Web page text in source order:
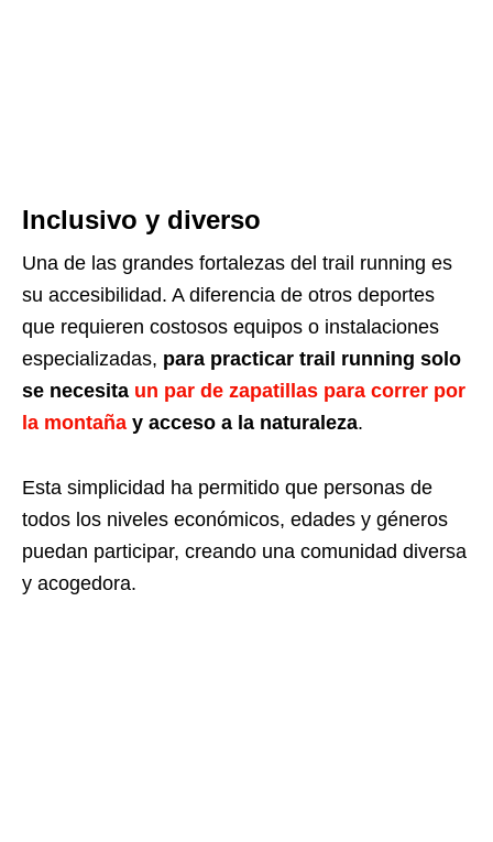
Inclusivo y diverso
Una de las grandes fortalezas del trail running es
su accesibilidad. A diferencia de otros deportes
que requieren costosos equipos o instalaciones
especializadas, para practicar trail running solo
se necesita un par de zapatillas para correr por
la montaña y acceso a la naturaleza.
Esta simplicidad ha permitido que personas de
todos los niveles económicos, edades y géneros
puedan participar, creando una comunidad diversa
y acogedora.